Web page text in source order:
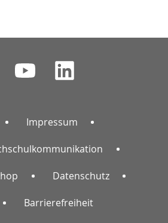
Impressum
Datenschutz
Barrierefreiheit